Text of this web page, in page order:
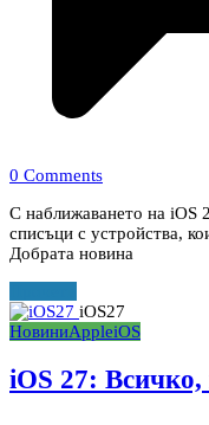
0 Comments
С наближаването на iOS
списъци с устройства,
Добрата новина
iOS27
НовиниAppleiOS
iOS 27: Всичко,